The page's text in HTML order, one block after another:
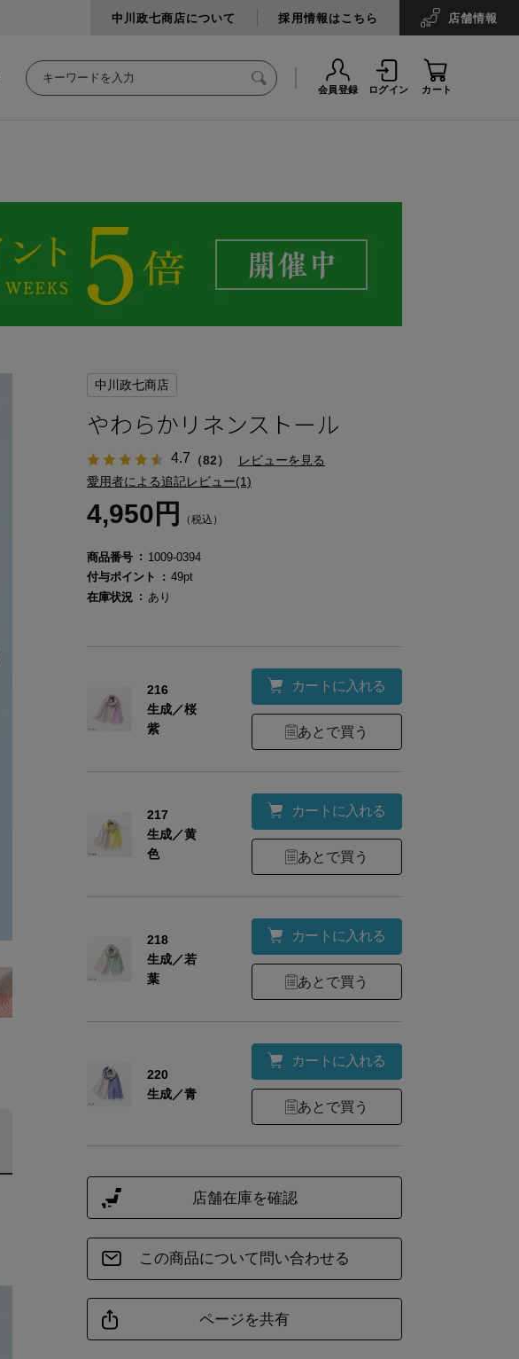
中川政七商店について 採用情報はこちら 店舗情報
会員登録 ログイン カート
商品リニューアルについてのお知らせ
商品名
ご購入いただいた商品がオンラインショップの
異なる場合がございます。中身の商品は同一の
ので、ご了承くださいませ。
中川政七商店
やわらかリネンストール
4.7 （82）
レビューを見る
愛用者による追記レビュー(1)
4,950円 （税込）
商品番号
1009-0394
付与ポイント
49pt
在庫状況
あり
216
生成／桜
紫
カートに入れる
あとで買う
217
生成／黄
色
カートに入れる
あとで買う
218
生成／若
葉
カートに入れる
あとで買う
220
生成／青
カートに入れる
あとで買う
この商品について問い合わせる
ページを共有
店舗在庫を確認